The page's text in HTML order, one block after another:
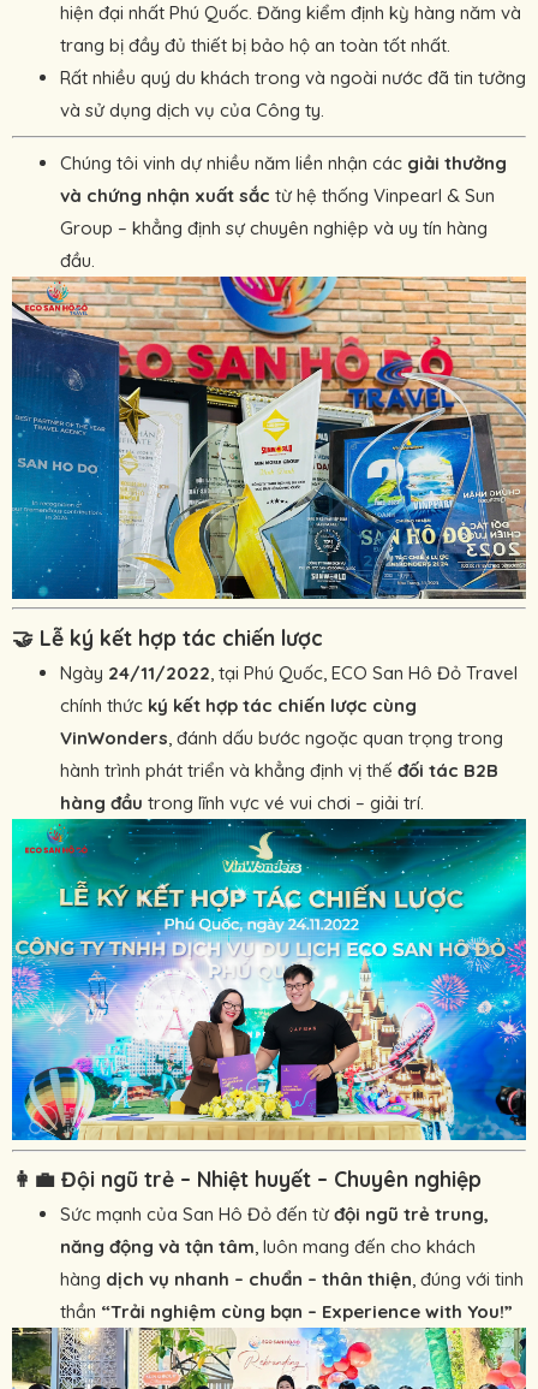
hiện đại nhất Phú Quốc. Đăng kiểm định kỳ hàng năm và
trang bị đầy đủ thiết bị bảo hộ an toàn tốt nhất.
Rất nhiều quý du khách trong và ngoài nước đã tin tưởng
và sử dụng dịch vụ của Công ty.
Chúng tôi vinh dự nhiều năm liền nhận các giải thưởng
và chứng nhận xuất sắc từ hệ thống Vinpearl & Sun
Group – khẳng định sự chuyên nghiệp và uy tín hàng
đầu.
🤝 Lễ ký kết hợp tác chiến lược
Ngày 24/11/2022, tại Phú Quốc, ECO San Hô Đỏ Travel
chính thức ký kết hợp tác chiến lược cùng
VinWonders, đánh dấu bước ngoặc quan trọng trong
hành trình phát triển và khẳng định vị thế đối tác B2B
hàng đầu trong lĩnh vực vé vui chơi – giải trí.
👩‍💼 Đội ngũ trẻ – Nhiệt huyết – Chuyên nghiệp
Sức mạnh của San Hô Đỏ đến từđội ngũ trẻ trung,
năng động và tận tâm, luôn mang đến cho khách
hàng dịch vụ nhanh – chuẩn – thân thiện, đúng với tinh
thần “Trải nghiệm cùng bạn – Experience with You!”